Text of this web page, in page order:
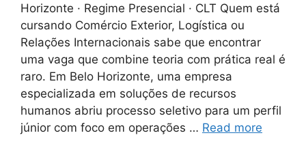
Horizonte · Regime Presencial · CLT Quem está
cursando Comércio Exterior, Logística ou
Relações Internacionais sabe que encontrar
uma vaga que combine teoria com prática real é
raro. Em Belo Horizonte, uma empresa
especializada em soluções de recursos
humanos abriu processo seletivo para um perfil
júnior com foco em operações … Read more